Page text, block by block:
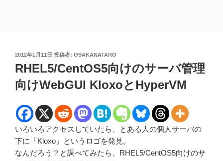
投
稿
日:
2012年1月11日 投稿者: OSAKANATARO
RHEL5/CentOS5向けのサーバ管理
向けWebGUI KloxoとHyperVM
いろいろアクセスしていたら、とある人の個人サーバの
下に「Kloxo」というロゴを発見。
なんだろう？と調べてみたら、RHEL5/CentOS5向けのサ